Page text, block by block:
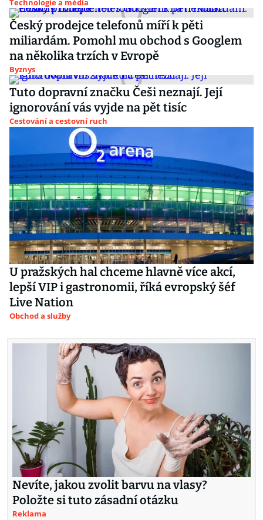
Technologie a média
Český prodejce telefonů míří k pěti
miliardám. Pomohl mu obchod s Googlem
na několika trzích v Evropě
Byznys
Tuto dopravní značku Češi neznají. Její
ignorování vás vyjde na pět tisíc
Cestování a cestovní ruch
U pražských hal chceme hlavně více akcí,
lepší VIP i gastronomii, říká evropský šéf
Live Nation
Obchod a služby
Nevíte, jakou zvolit barvu na vlasy?
Položte si tuto zásadní otázku
Reklama